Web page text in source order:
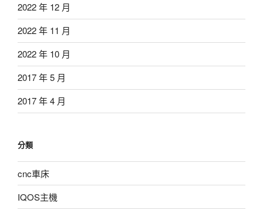
2022 年 12 月
2022 年 11 月
2022 年 10 月
2017 年 5 月
2017 年 4 月
分類
cnc車床
IQOS主機